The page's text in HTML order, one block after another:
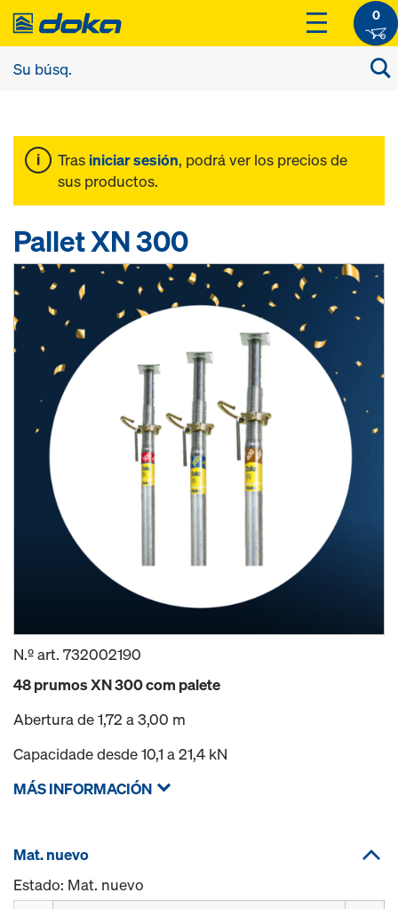
0
Tras iniciar sesión, podrá ver los precios de
sus productos.
Pallet XN 300
N.º art. 732002190
48 prumos XN 300 com palete
Abertura de 1,72 a 3,00 m
Capacidade desde 10,1 a 21,4 kN
MÁS INFORMACIÓN
Mat. nuevo
Estado: Mat. nuevo